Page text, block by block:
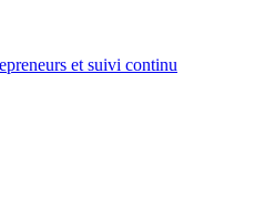
et suivi continu